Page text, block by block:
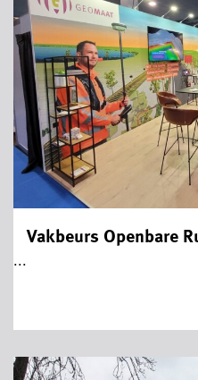
Vakbeurs Openbare
...